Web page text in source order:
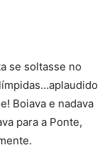
se soltasse no
Boiava e nadava
para a Ponte,